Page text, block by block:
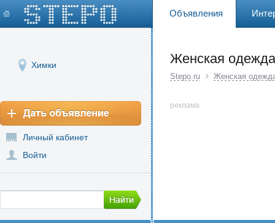
Объявления
Химки
Личный кабинет
Войти
Женская одежда
Stepo.ru Женская
реклама